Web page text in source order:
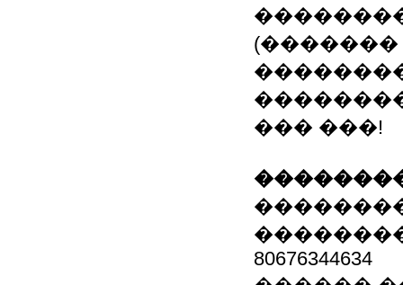
(�������
��� ���!
���������
80676344634